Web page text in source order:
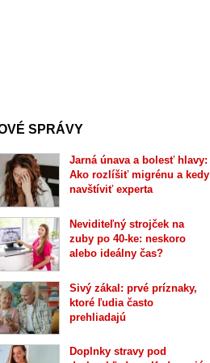
SPRÁVY
Jarná únava a bolesť hlavy:
Ako rozlíšiť migrénu a kedy
navštíviť experta
Neviditeľný strojček na
zuby po 40-ke: neskoro
alebo ideálny čas?
Sivý zákal: prvé príznaky,
ktoré ľudia často
prehliadajú
Doplnky stravy pod